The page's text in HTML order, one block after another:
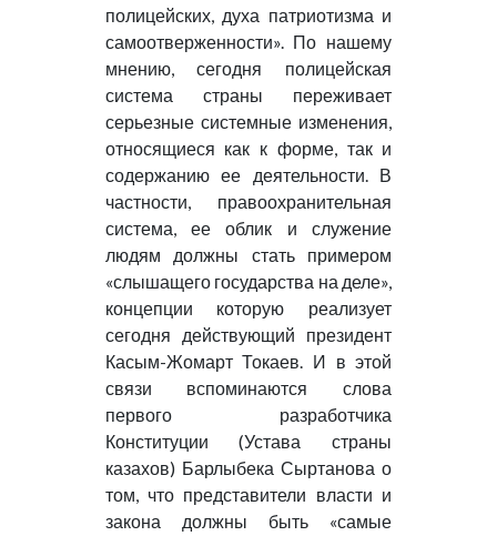
полицейских, духа патриотизма и
самоотверженности». По нашему
мнению, сегодня полицейская
система страны переживает
серьезные системные изменения,
относящиеся как к форме, так и
содержанию ее деятельности. В
частности, правоохранительная
система, ее облик и служение
людям должны стать примером
«слышащего государства на деле»,
концепции которую реализует
сегодня действующий президент
Касым-Жомарт Токаев. И в этой
связи вспоминаются слова
первого разработчика
Конституции (Устава страны
казахов) Барлыбека Сыртанова о
том, что представители власти и
закона должны быть «самые